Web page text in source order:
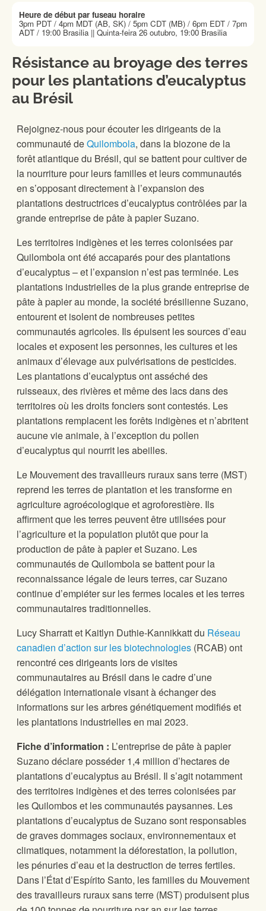
Heure de début par fuseau horaire
3pm PDT / 4pm MDT (AB, SK) / 5pm CDT (MB) / 6pm EDT / 7pm
ADT / 19:00 Brasilia || Quinta-feira 26 outubro, 19:00 Brasilia
Résistance au broyage des terres
pour les plantations d’eucalyptus
au Brésil
Rejoignez-nous pour écouter les dirigeants de la
communauté deQuilombola, dans la biozone de la
forêt atlantique du Brésil, qui se battent pour cultiver de
la nourriture pour leurs familles et leurs communautés
en s’opposant directement à l’expansion des
plantations destructrices d’eucalyptus contrôlées par la
grande entreprise de pâte à papier Suzano.
Les territoires indigènes et les terres colonisées par
Quilombola ont été accaparés pour des plantations
d’eucalyptus – et l’expansion n’est pas terminée. Les
plantations industrielles de la plus grande entreprise de
pâte à papier au monde, la société brésilienne Suzano,
entourent et isolent de nombreuses petites
communautés agricoles. Ils épuisent les sources d’eau
locales et exposent les personnes, les cultures et les
animaux d’élevage aux pulvérisations de pesticides.
Les plantations d’eucalyptus ont asséché des
ruisseaux, des rivières et même des lacs dans des
territoires où les droits fonciers sont contestés. Les
plantations remplacent les forêts indigènes et n’abritent
aucune vie animale, à l’exception du pollen
d’eucalyptus qui nourrit les abeilles.
Le Mouvement des travailleurs ruraux sans terre (MST)
reprend les terres de plantation et les transforme en
agriculture agroécologique et agroforestière. Ils
affirment que les terres peuvent être utilisées pour
l’agriculture et la population plutôt que pour la
production de pâte à papier et Suzano. Les
communautés de Quilombola se battent pour la
reconnaissance légale de leurs terres, car Suzano
continue d’empiéter sur les fermes locales et les terres
communautaires traditionnelles.
Lucy Sharratt et Kaitlyn Duthie-Kannikkatt du Réseau
canadien d’action sur les biotechnologies (RCAB) ont
rencontré ces dirigeants lors de visites
communautaires au Brésil dans le cadre d’une
délégation internationale visant à échanger des
informations sur les arbres génétiquement modifiés et
les plantations industrielles en mai 2023.
Fiche d’information : L’entreprise de pâte à papier
Suzano déclare posséder 1,4 million d’hectares de
plantations d’eucalyptus au Brésil. Il s’agit notamment
des territoires indigènes et des terres colonisées par
les Quilombos et les communautés paysannes. Les
plantations d’eucalyptus de Suzano sont responsables
de graves dommages sociaux, environnementaux et
climatiques, notamment la déforestation, la pollution,
les pénuries d’eau et la destruction de terres fertiles.
Dans l’État d’Espírito Santo, les familles du Mouvement
des travailleurs ruraux sans terre (MST) produisent plus